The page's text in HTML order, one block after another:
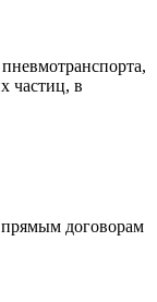
частиц, в
договорам